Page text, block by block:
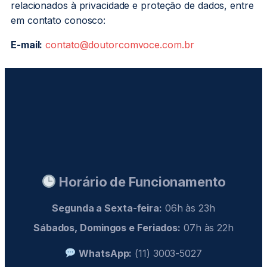
relacionados à privacidade e proteção de dados, entre
em contato conosco:
E-mail: contato@doutorcomvoce.com.br
Horário de Funcionamento
Segunda a Sexta-feira: 06h às 23h
Sábados, Domingos e Feriados: 07h às 22h
WhatsApp: (11) 3003-5027